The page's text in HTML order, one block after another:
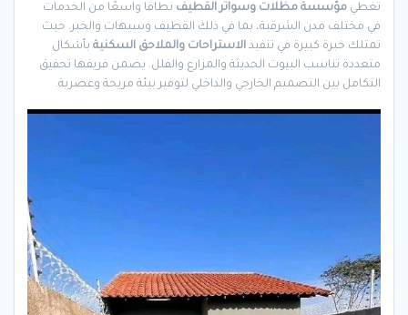
تغطي مؤسسة مظلات وسواتر القطيف نطاقًا واسعًا من الخدمات
في مختلف مدن الشرقية، بما في ذلك القطيف وسيهات والخبر. حيث
تمتلك خبرة كبيرة في تنفيذ الاستراحات والملاحق السكنية بأشكال
متعددة تناسب البيوت الحديثة والمزارع والفلل. يضمن فريقها تحقيق
التكامل بين التصميم الخارجي والداخلي لتوفير بيئة مريحة وعصرية.